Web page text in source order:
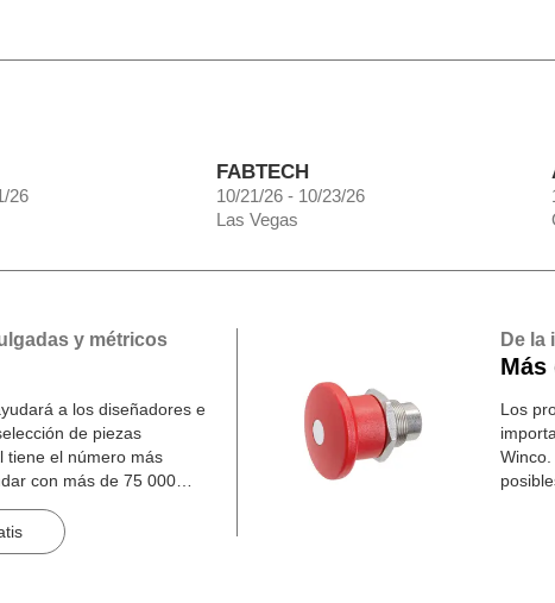
26
FABTECH
10/21/26 - 10/23/26
Las Vegas
y métricos
a los diseñadores e
de piezas
tiene el número más
con más de 75 000
De la
Más
Los